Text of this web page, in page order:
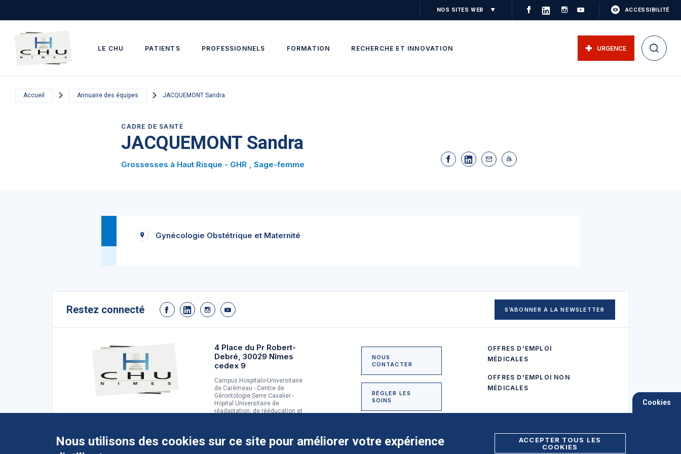
LE CHU PATIENTS PROFESSIONNELS FORMATION RECHERCHE ET INNOVATION
NOS SITES WEB ACCESSIBILITÉ
URGENCE
Accueil Annuaire des équipes JACQUEMONT Sandra
CADRE DE SANTÉ
JACQUEMONT Sandra
Grossesses à Haut Risque - GHR Sage-femme
Gynécologie Obstétrique et Maternité
Restez connecté S’ABONNER À LA NEWSLETTER
4 Place du Pr Robert-
Debré, 30029 Nîmes
cedex 9
Campus Hospitalo-Universitaire
de Carémeau - Centre de
Gérontologie Serre Cavalier -
Hopital Universitaire de
réadaptation, de rééducation et
NOUS
CONTACTER
RÉGLER LES
SOINS
OFFRES D'EMPLOI
MÉDICALES
OFFRES D'EMPLOI NON
MÉDICALES
Cookies
Nous utilisons des cookies sur ce site pour améliorer votre expérience
ACCEPTER TOUS LES
COOKIES